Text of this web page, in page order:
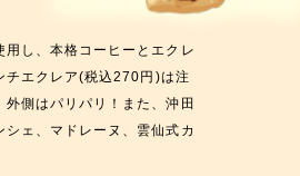
し、本格コーヒーとエクレ
チエクレア(税込270円)は注
側はパリパリ！また、沖田
ェ、マドレーヌ、雲仙式カ